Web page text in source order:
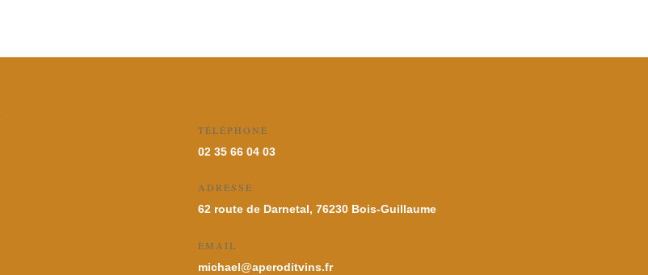
TÉLÉPHONE
02 35 66 04 03
ADRESSE
62 route de Darnetal, 76230 Bois-Guillaume
EMAIL
michael@aperoditvins.fr